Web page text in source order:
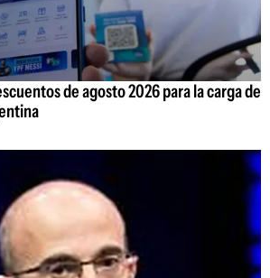
de agosto 2026 para la carga de